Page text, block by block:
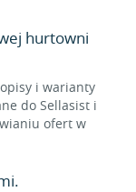
hurtowni
i warianty
do Sellasist i
ofert w